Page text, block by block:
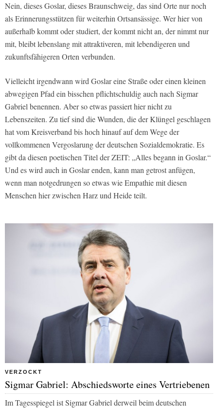
Nein, dieses Goslar, dieses Braunschweig, das sind Orte nur noch
als Erinnerungsstützen für weiterhin Ortsansässige. Wer hier von
außerhalb kommt oder studiert, der kommt nicht an, der nimmt nur
mit, bleibt lebenslang mit attraktiveren, mit lebendigeren und
zukunftsfähigeren Orten verbunden.
Vielleicht irgendwann wird Goslar eine Straße oder einen kleinen
abwegigen Pfad ein bisschen pflichtschuldig auch nach Sigmar
Gabriel benennen. Aber so etwas passiert hier nicht zu
Lebenszeiten. Zu tief sind die Wunden, die der Klüngel geschlagen
hat vom Kreisverband bis hoch hinauf auf dem Wege der
vollkommenen Vergoslarung der deutschen Sozialdemokratie. Es
gibt da diesen poetischen Titel der ZEIT: „Alles begann in Goslar.“
Und es wird auch in Goslar enden, kann man getrost anfügen,
wenn man notgedrungen so etwas wie Empathie mit diesen
Menschen hier zwischen Harz und Heide teilt.
VERZOCKT
Sigmar Gabriel: Abschiedsworte eines Vertriebenen
Im Tagesspiegel ist Sigmar Gabriel derweil beim deutschen